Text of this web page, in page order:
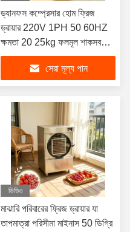
ড্যানফস কম্প্রেসার হোম ফ্রিজ
ড্রায়ার 220V 1PH 50 60HZ
ক্ষমতা 20 25kg ফলমূল শাকসবজি
এবং মাংস পণ্যের জন্য উপযুক্ত
সেরা মূল্য পান
ভিডিও
মাঝারি পরিবারের ফ্রিজ ড্রায়ার যা
তাপমাত্রা পরিসীমা মাইনাস 50 ডিগ্রি